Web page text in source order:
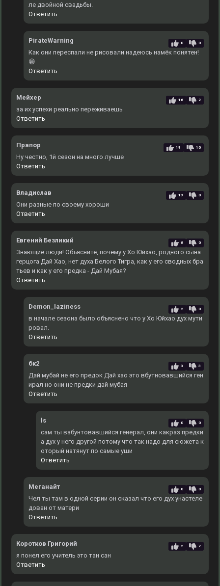
ле двойной свадьбы.
Ответить
PirateWarning 0 0
Как они переспали не рисовали надеюсь намёк понятен!
😁
Ответить
Мейхер 16 2
за их успехи реально переживаешь
Ответить
Прапор 19 10
Ну честно, 1й сезон на много лучше
Ответить
Владислав 19 0
Они разные по своему хороши
Ответить
Евгений Безликий 8 0
Знающие люди! Объясните, почему у Хо Юйхао, родного сына
герцога Дай Хао, нет духа Белого Тигра, как у его сводных бра
тьев и как у его предка - Дай Мубая?
Ответить
Demon_laziness 2 0
в начале сезона было объяснено что у Хо Юйхао дух мути
ровал.
Ответить
бк2 3 3
Дай мубай не его предок Дай хао это вбутновавшийся ген
ирал но они не предки дай мубая
Ответить
ls 0 0
сам ты взбунтовавшийся генерал, они какраз предки
а дух у него другой потому что так надо для сюжета к
оторый натянут по самые уши
Ответить
Меганайт 0 0
Чел ты там в одной серии он сказал что его дух унастеле
дован от матери
Ответить
Коротков Григорий 2 2
я понел его учитель это тан сан
Ответить